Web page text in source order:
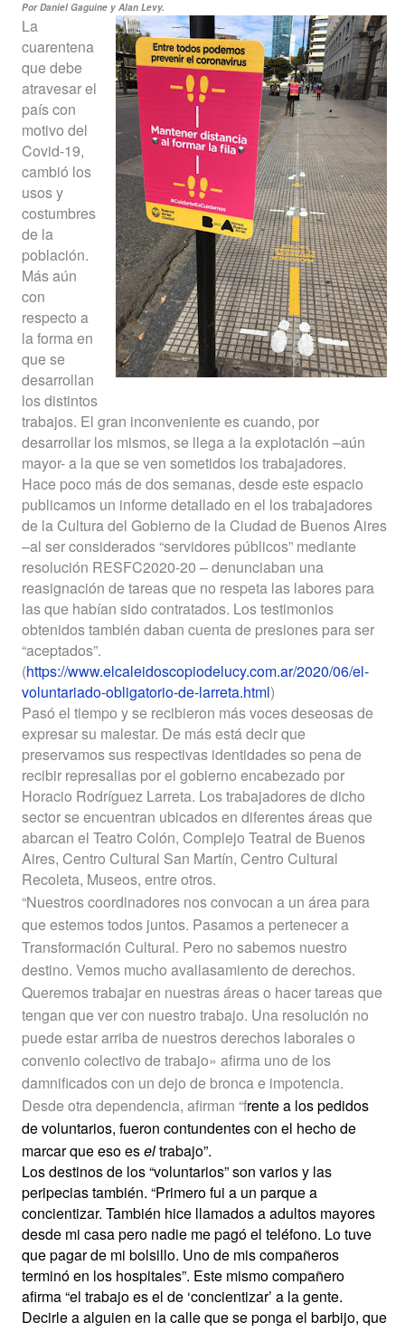
Por Daniel Gaguine y Alan Levy.
La
cuarentena
que debe
atravesar el
país con
motivo del
Covid-19,
cambió los
usos y
costumbres
de la
población.
Más aún
con
respecto a
la forma en
que se
desarrollan
los distintos
trabajos. El gran inconveniente es cuando, por
desarrollar los mismos, se llega a la explotación –aún
mayor- a la que se ven sometidos los trabajadores.
Hace poco más de dos semanas, desde este espacio
publicamos un informe detallado en el los trabajadores
de la Cultura del Gobierno de la Ciudad de Buenos Aires
–al ser considerados “servidores públicos” mediante
resolución RESFC2020-20 – denunciaban una
reasignación de tareas que no respeta las labores para
las que habían sido contratados. Los testimonios
obtenidos también daban cuenta de presiones para ser
“aceptados”.
(https://www.elcaleidoscopiodelucy.com.ar/2020/06/el-
voluntariado-obligatorio-de-larreta.html)
Pasó el tiempo y se recibieron más voces deseosas de
expresar su malestar. De más está decir que
preservamos sus respectivas identidades so pena de
recibir represalias por el gobierno encabezado por
Horacio Rodríguez Larreta. Los trabajadores de dicho
sector se encuentran ubicados en diferentes áreas que
abarcan el Teatro Colón, Complejo Teatral de Buenos
Aires, Centro Cultural San Martín, Centro Cultural
Recoleta, Museos, entre otros.
“Nuestros coordinadores nos convocan a un área para
que estemos todos juntos. Pasamos a pertenecer a
Transformación Cultural. Pero no sabemos nuestro
destino. Vemos mucho avallasamiento de derechos.
Queremos trabajar en nuestras áreas o hacer tareas que
tengan que ver con nuestro trabajo. Una resolución no
puede estar arriba de nuestros derechos laborales o
convenio colectivo de trabajo» afirma uno de los
damnificados con un dejo de bronca e impotencia.
Desde otra dependencia, afirman “frente a los pedidos
de voluntarios, fueron contundentes con el hecho de
marcar que eso eseltrabajo”.
Los destinos de los “voluntarios” son varios y las
peripecias también. “Primero fui a un parque a
concientizar. También hice llamados a adultos mayores
desde mi casa pero nadie me pagó el teléfono. Lo tuve
que pagar de mi bolsillo. Uno de mis compañeros
terminó en los hospitales”. Este mismo compañero
afirma “el trabajo es el de ‘concientizar’ a la gente.
Decirle a alguien en la calle que se ponga el barbijo, que